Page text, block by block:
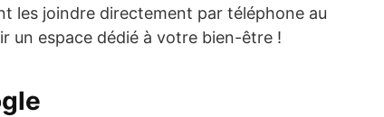
les joindre directement par téléphone au
un espace dédié à votre bien-être !